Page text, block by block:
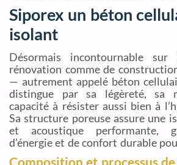
Siporex un béton
isolant
Désormais incontournable
rénovation comme de
— autrement appelé béton
distingue par sa légèreté, sa
capacité à résister aussi bien à
Sa structure poreuse assure une
et acoustique performante,
d’énergie et de confort durable
Composition et processus